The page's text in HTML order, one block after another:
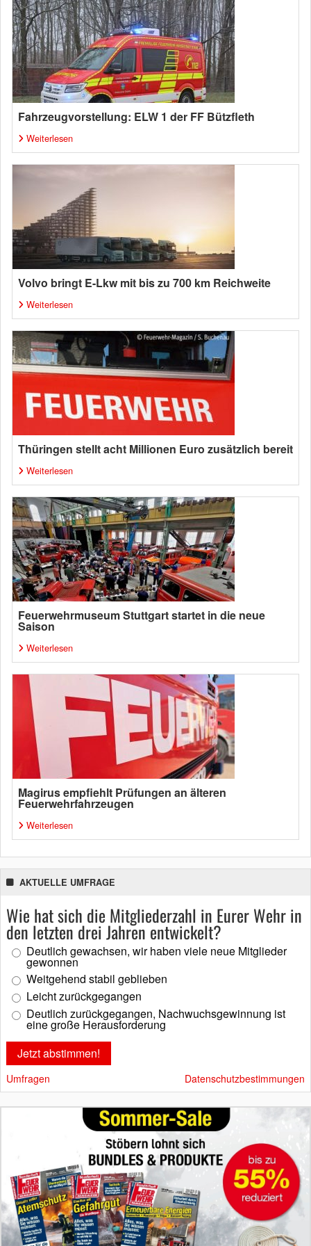
Fahrzeugvorstellung: ELW 1 der FF Bützfleth
Weiterlesen
Volvo bringt E-Lkw mit bis zu 700 km Reichweite
Weiterlesen
Thüringen stellt acht Millionen Euro zusätzlich bereit
Weiterlesen
Feuerwehrmuseum Stuttgart startet in die neue
Saison
Weiterlesen
Magirus empfiehlt Prüfungen an älteren
Feuerwehrfahrzeugen
Weiterlesen
AKTUELLE UMFRAGE
Wie hat sich die Mitgliederzahl in Eurer Wehr in
den letzten drei Jahren entwickelt?
Deutlich gewachsen, wir haben viele neue Mitglieder
gewonnen
Weitgehend stabil geblieben
Leicht zurückgegangen
Deutlich zurückgegangen, Nachwuchsgewinnung ist
eine große Herausforderung
Umfragen Datenschutzbestimmungen